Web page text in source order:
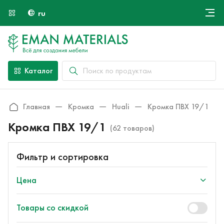
ru
Оплата и доставка
Контакты
Каталог
Главная Кромка Huali Кромка ПВХ 19/1
Кромка ПВХ 19/1 (62 товаров)
Фильтр и сортировка
Цена
Товары со скидкой